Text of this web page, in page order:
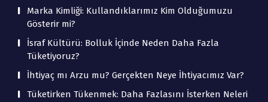
Marka Kimliği: Kullandıklarımız Kim Olduğumuzu
Gösterir mi?
İsraf Kültürü: Bolluk İçinde Neden Daha Fazla
Tüketiyoruz?
İhtiyaç mı Arzu mu? Gerçekten Neye İhtiyacımız Var?
Tüketirken Tükenmek: Daha Fazlasını İsterken Neleri